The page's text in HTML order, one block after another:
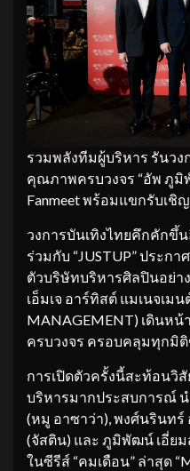
รวมพลังทีมผู้บริหาร รันวง
คุณภาพครบวงจร “อัพ ภูมิ
Fanmeet พร้อมแขกรับเชิ
วงการบันเทิงไทยคึกคักขึ้น
ร่วมกับ “JUSTUP” ประก
ตัวบริษัทบริหารศิลปินอย่า
เอ็มเจ อาร์ทิสต์ แมเนจเมน
MANAGEMENT) เดินห
ครบวงจร ครอบคลุมทุกมิ
การเปิดตัวครั้งนี้สะท้อนวิ
บริหารมากประสบการณ์
(หมู อาซาว่า), พงศ์นรินทร์
(จัสติน) และ ภูมิพัฒน์ เอี่ย
ในซีรีส์ “คมเดือน” ล่าสุด